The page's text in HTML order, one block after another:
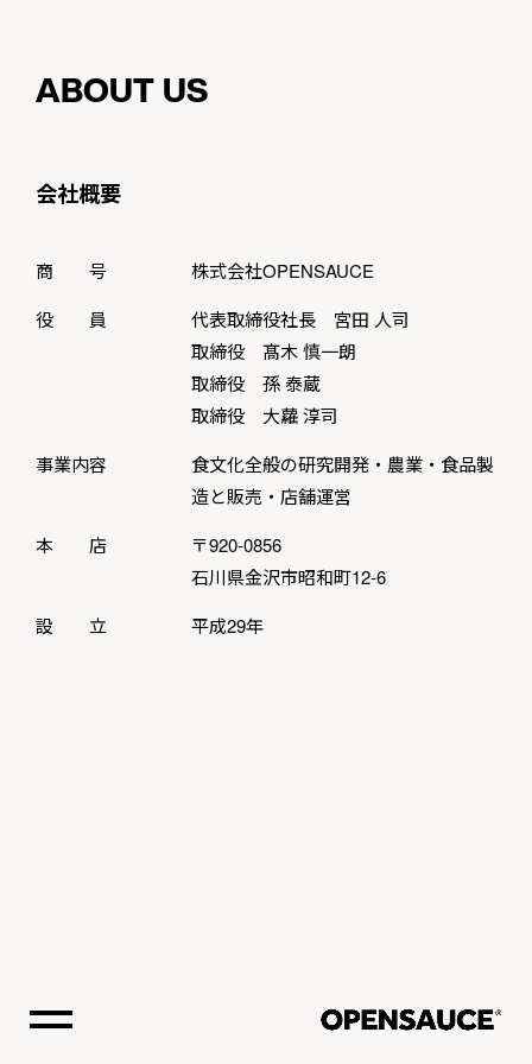
ABOUT US
会社概要
商 号
株式会社OPENSAUCE
役 員
代表取締役社長 宮田 人司
取締役 髙木 慎一朗
取締役 孫 泰蔵
取締役 大蘿 淳司
事業内容
食文化全般の研究開発・農業・食品製
造と販売・店舗運営
本 店
〒920-0856
石川県金沢市昭和町12-6
設 立
平成29年